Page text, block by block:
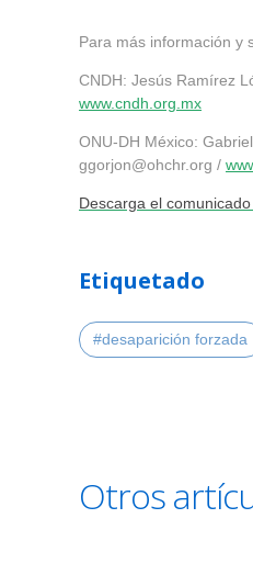
Para más información y
CNDH: Jesús Ramírez
www.cndh.org.mx
ONU-DH México:
ggorjon@ohchr.org /
Descarga el
Etiquetado
#desaparición forzada
Otros